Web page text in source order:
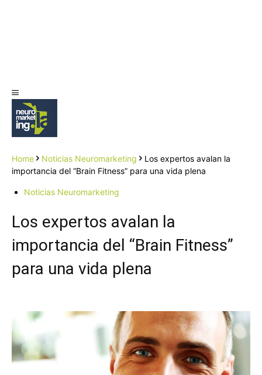
Home Noticias Neuromarketing
Los expertos avalan la
importancia del “Brain Fitness” para una vida plena
Noticias Neuromarketing
Los expertos avalan la
importancia del “Brain Fitness”
para una vida plena